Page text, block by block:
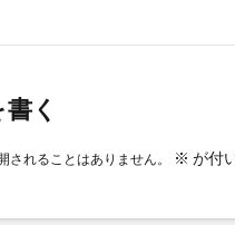
く
されることはありません。 ※ が付